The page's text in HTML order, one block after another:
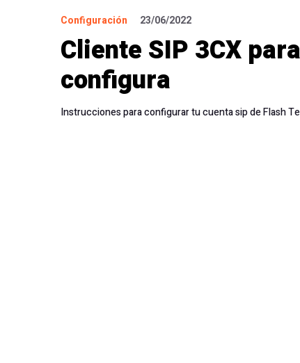
Configuración 23/06/2022
Cliente SIP 3CX
configura
Instrucciones para configurar tu cuenta sip de Flash